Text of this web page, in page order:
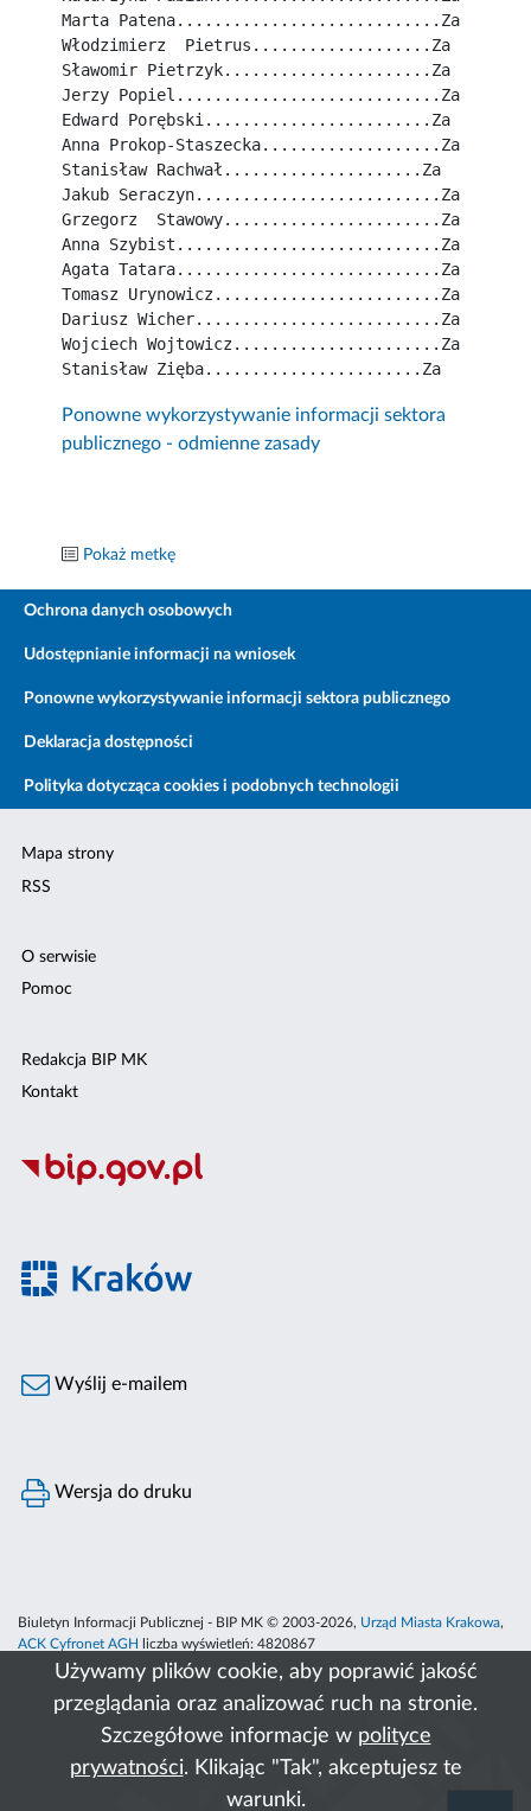
Używamy plików cookie, aby poprawić jakość
przeglądania oraz analizować ruch na stronie.
Szczegółowe informacje w polityce
prywatności. Klikając "Tak", akceptujesz te
warunki.
Marta Patena............................Za
Włodzimierz  Pietrus...................Za
Sławomir Pietrzyk......................Za
Jerzy Popiel............................Za
Edward Porębski........................Za
Anna Prokop-Staszecka...................Za
Stanisław Rachwał.....................Za
Jakub Seraczyn..........................Za
Grzegorz  Stawowy.......................Za
Anna Szybist............................Za
Agata Tatara............................Za
Tomasz Urynowicz........................Za
Dariusz Wicher..........................Za
Wojciech Wojtowicz......................Za
Stanisław Zięba.......................Za
Ponowne wykorzystywanie informacji sektora
publicznego - odmienne zasady
Pokaż metkę
Ochrona danych osobowych
Udostępnianie informacji na wniosek
Ponowne wykorzystywanie informacji sektora publicznego
Deklaracja dostępności
Polityka dotycząca cookies i podobnych technologii
Mapa strony
RSS
O serwisie
Pomoc
Redakcja BIP MK
Kontakt
Wyślij e-mailem
Wersja do druku
Biuletyn Informacji Publicznej - BIP MK © 2003-2026, Urząd Miasta Krakowa,
ACK Cyfronet AGH
liczba wyświetleń: 4820867